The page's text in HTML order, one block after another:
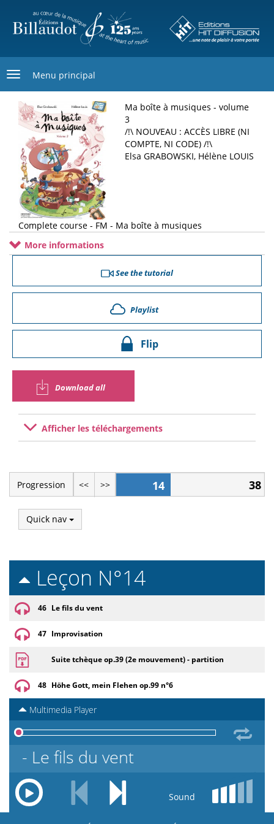
main
Menu principal
Ma boîte à musiques - volume
3
/!\ NOUVEAU : ACCÈS LIBRE (NI
COMPTE, NI CODE) /!\
Elsa GRABOWSKI, Hélène LOUIS
Complete course - FM - Ma boîte à musiques
More informations
See the tutorial
Playlist
Flip
Download all
Afficher les téléchargements
Progression << >> 14 38
Quick nav
Leçon N°14
46 Le fils du vent
47 Improvisation
Suite tchèque op.39 (2e mouvement) - partition
48 Höhe Gott, mein Flehen op.99 n°6
Multimedia Player
- Le fils du vent
Sound